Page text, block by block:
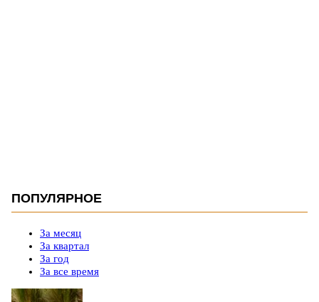
ПОПУЛЯРНОЕ
За месяц
За квартал
За год
За все время